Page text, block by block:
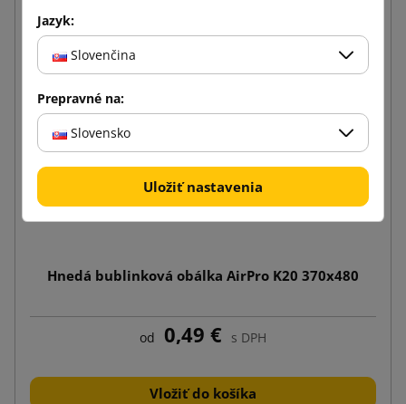
Hnedá bublinková obálka AirPro K20 370x480
od 0,49 € s DPH
Vložiť do košíka
Jazyk:
Slovenčina
Prepravné na:
Slovensko
Uložiť nastavenia